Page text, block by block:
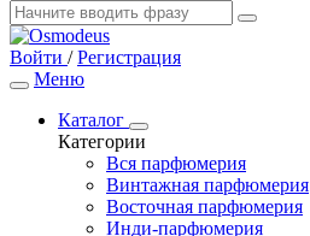
Войти / Регистрация
Меню
Каталог
Категории
Вся парфюмерия
Винтажная парфюмерия
Восточная парфюмерия
Инди-парфюмерия